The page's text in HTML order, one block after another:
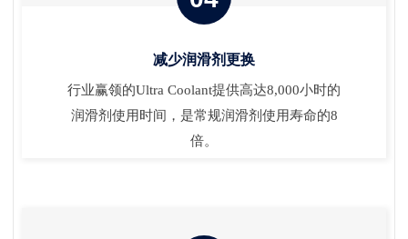
减少润滑剂更换
行业赢领的Ultra Coolant提供高达8,000小时的
润滑剂使用时间，是常规润滑剂使用寿命的8
倍。